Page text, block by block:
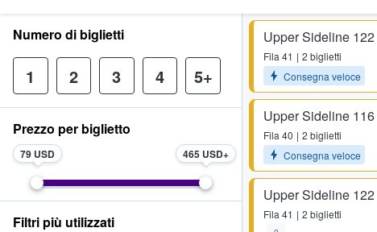
Upper Sideline 122
Fila 41
2 biglietti
Consegna veloce
Upper Sideline 116
Fila 40
2 biglietti
Consegna veloce
Upper Sideline 122
Fila 41 2 biglietti
Numero di biglietti
1 2 3 4 5+
Prezzo per biglietto
79 USD 465 USD
Filtri più utilizzati